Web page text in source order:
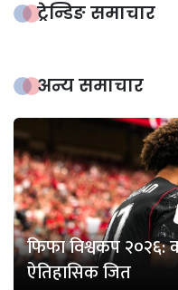
ट्रेन्डिङ समाचार
अन्य समाचार
फिफा विश्वकप
ऐतिहासिक जित